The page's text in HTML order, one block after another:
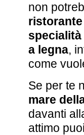
non
ristorante
a legna,
come
Se per te
mare
davanti
attimo